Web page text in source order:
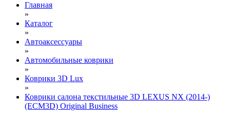
Главная
»
Каталог
»
Автоаксессуары
»
Автомобильные коврики
»
Коврики 3D Lux
»
Коврики салона текстильные 3D LEXUS NX (2014-)
(ECM3D) Original Business